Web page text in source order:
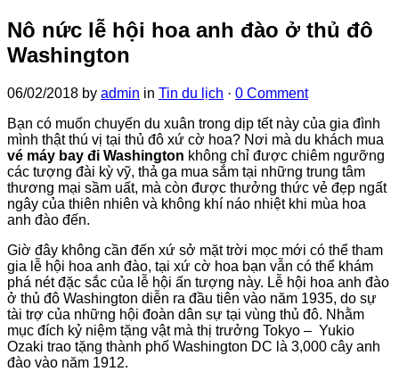
Nô nức lễ hội hoa anh đào ở thủ đô
Washington
06/02/2018 by admin in Tin du lịch · 0 Comment
Bạn có muốn chuyến du xuân trong dịp tết này của gia đình
mình thật thú vị tại thủ đô xứ cờ hoa? Nơi mà du khách mua
vé máy bay đi Washington không chỉ được chiêm ngưỡng
các tượng đài kỳ vỹ, thả ga mua sắm tại những trung tâm
thương mại sầm uất, mà còn được thưởng thức vẻ đẹp ngất
ngây của thiên nhiên và không khí náo nhiệt khi mùa hoa
anh đào đến.
Giờ đây không cần đến xứ sở mặt trời mọc mới có thể tham
gia lễ hội hoa anh đào, tại xứ cờ hoa bạn vẫn có thể khám
phá nét đặc sắc của lễ hội ấn tượng này. Lễ hội hoa anh đào
ở thủ đô Washington diễn ra đầu tiên vào năm 1935, do sự
tài trợ của những hội đoàn dân sự tại vùng thủ đô. Nhằm
mục đích kỷ niệm tặng vật mà thị trưởng Tokyo – Yukio
Ozaki trao tặng thành phố Washington DC là 3,000 cây anh
đào vào năm 1912.